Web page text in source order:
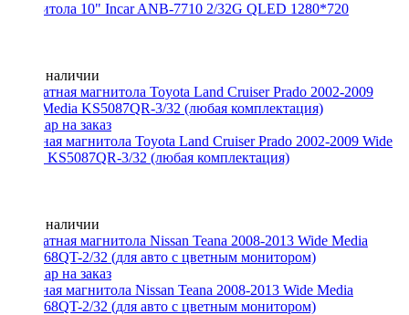
Магнитола 10" Incar ANB-7710 2/32G QLED 1280*720
Нет в наличии
Штатная магнитола Toyota Land Cruiser Prado 2002-2009 Wide
Media KS5087QR-3/32 (любая комплектация)
Нет в наличии
Штатная магнитола Nissan Teana 2008-2013 Wide Media
MT9668QT-2/32 (для авто с цветным монитором)